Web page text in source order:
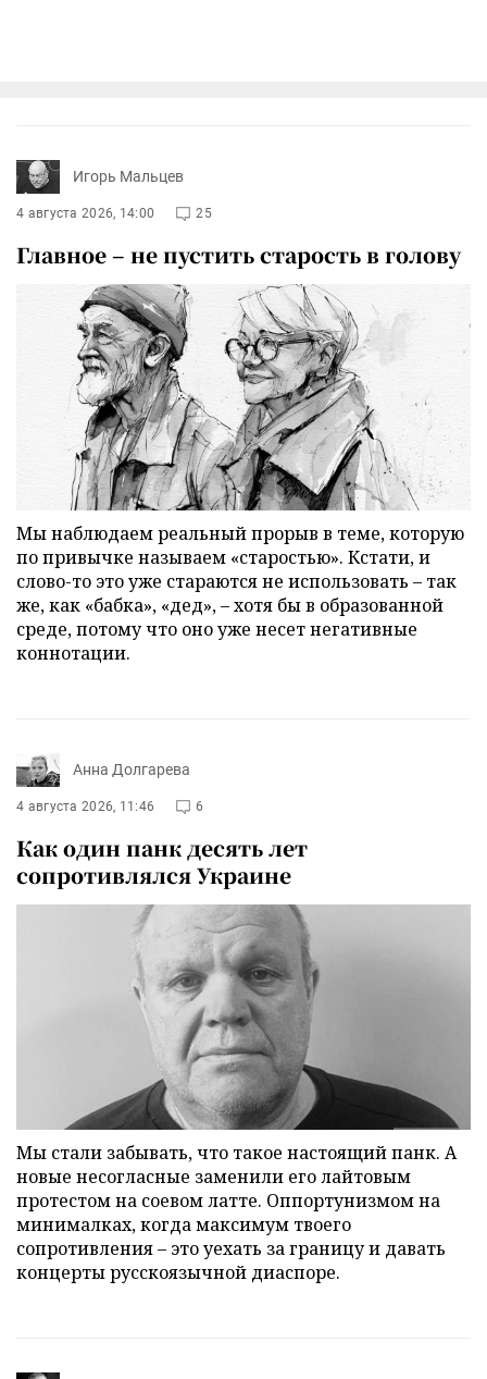
Игорь Мальцев
4 августа 2026, 14:00 25
Главное – не пустить старость в голову
Мы наблюдаем реальный прорыв в теме, которую
по привычке называем «старостью». Кстати, и
слово-то это уже стараются не использовать – так
же, как «бабка», «дед», – хотя бы в образованной
среде, потому что оно уже несет негативные
коннотации.
Анна Долгарева
4 августа 2026, 11:46 6
Как один панк десять лет
сопротивлялся Украине
Мы стали забывать, что такое настоящий панк. А
новые несогласные заменили его лайтовым
протестом на соевом латте. Оппортунизмом на
минималках, когда максимум твоего
сопротивления – это уехать за границу и давать
концерты русскоязычной диаспоре.